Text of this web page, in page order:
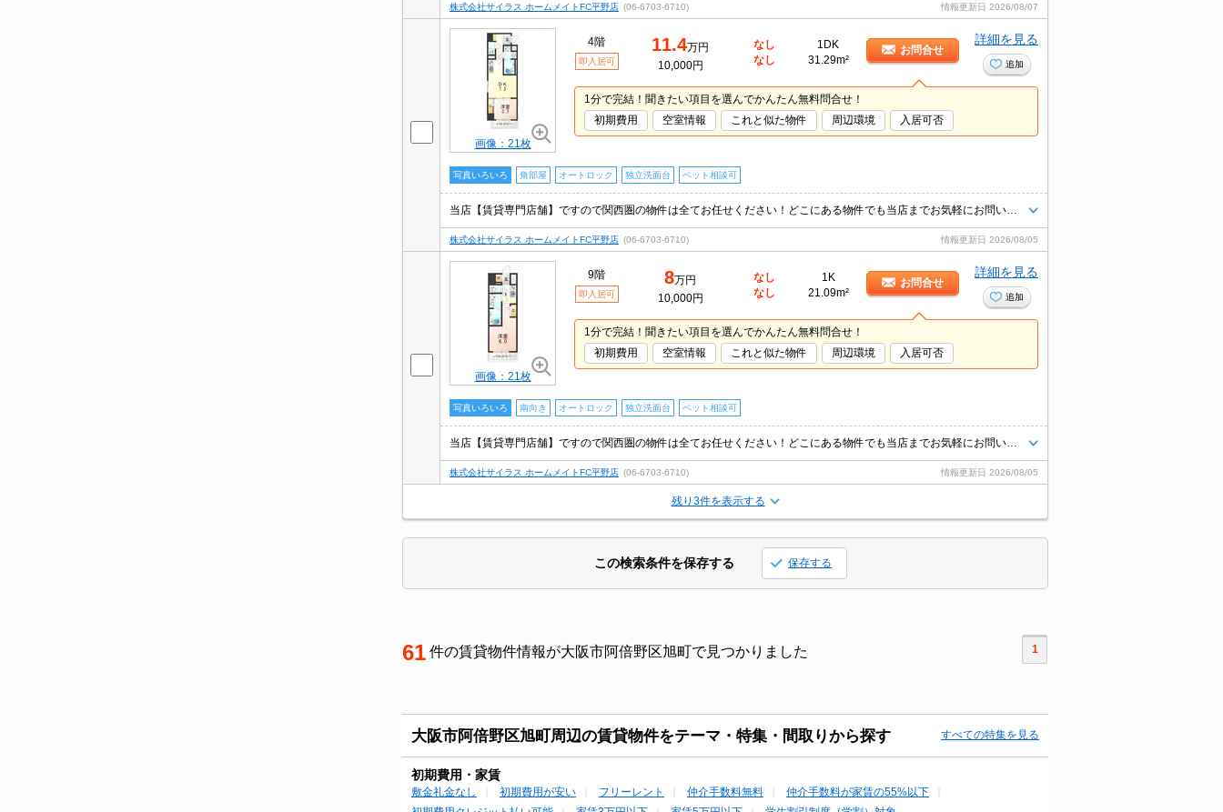
株式会社サイラス ホームメイトFC平野店 (06-6703-6710) 情報更新日 2026/08/07
画像：21枚
4階
即入居可
11.4万円
10,000円
なし
なし
1DK
31.29m²
お問合せ
詳細を見る
追加
1分で完結！聞きたい項目を選んでかんたん無料問合せ！
初期費用
空室情報 これと似た物件 周辺環境 入居可否
写真いろいろ 角部屋 オートロック 独立洗面台 ペット相談可
株式会社サイラス ホームメイトFC平野店 (06-6703-6710) 情報更新日 2026/08/05
画像：21枚
9階
即入居可
8万円
10,000円
なし
なし
1K
21.09m²
お問合せ
詳細を見る
追加
1分で完結！聞きたい項目を選んでかんたん無料問合せ！
初期費用
空室情報 これと似た物件 周辺環境 入居可否
写真いろいろ 南向き オートロック 独立洗面台 ペット相談可
株式会社サイラス ホームメイトFC平野店 (06-6703-6710) 情報更新日 2026/08/05
残り3件を表示する
この検索条件を保存する 保存する
61 件の賃貸物件情報が大阪市阿倍野区旭町で見つかりました 1
大阪市阿倍野区旭町周辺の賃貸物件をテーマ・特集・間取りから探す すべての特集を見る
初期費用・家賃
敷金礼金なし 初期費用が安い フリーレント 仲介手数料無料
仲介手数料が家賃の55%以下